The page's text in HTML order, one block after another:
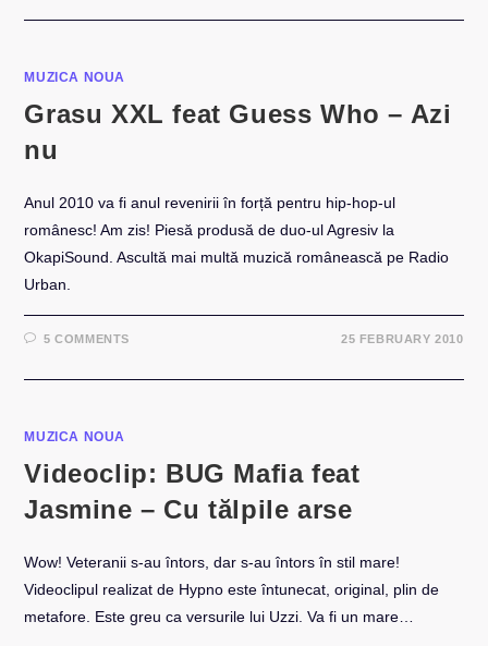
MUZICA NOUA
Grasu XXL feat Guess Who – Azi
nu
Anul 2010 va fi anul revenirii în forță pentru hip-hop-ul
românesc! Am zis! Piesă produsă de duo-ul Agresiv la
OkapiSound. Ascultă mai multă muzică românească pe Radio
Urban.
5 COMMENTS 25 FEBRUARY 2010
MUZICA NOUA
Videoclip: BUG Mafia feat
Jasmine – Cu tălpile arse
Wow! Veteranii s-au întors, dar s-au întors în stil mare!
Videoclipul realizat de Hypno este întunecat, original, plin de
metafore. Este greu ca versurile lui Uzzi. Va fi un mare…